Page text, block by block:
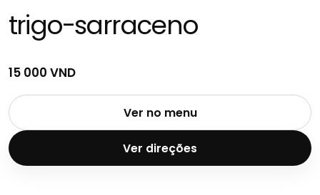
trigo-sarraceno
15 000 VND
Ver no menu
Ver direções